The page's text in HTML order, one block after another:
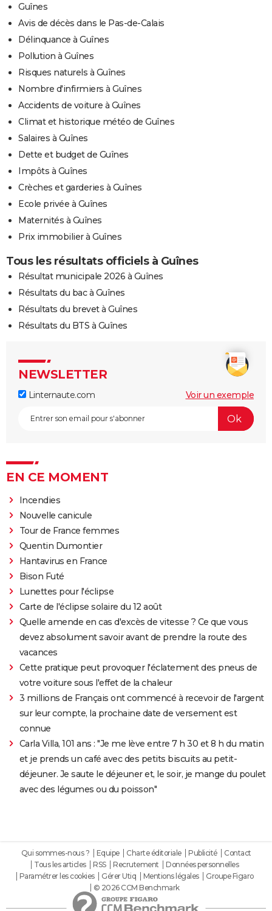
Guînes
Avis de décès dans le Pas-de-Calais
Délinquance à Guînes
Pollution à Guînes
Risques naturels à Guînes
Nombre d'infirmiers à Guînes
Accidents de voiture à Guînes
Climat et historique météo de Guînes
Salaires à Guînes
Dette et budget de Guînes
Impôts à Guînes
Crèches et garderies à Guînes
Ecole privée à Guînes
Maternités à Guînes
Prix immobilier à Guînes
Tous les résultats officiels à Guînes
Résultat municipale 2026 à Guînes
Résultats du bac à Guînes
Résultats du brevet à Guînes
Résultats du BTS à Guînes
NEWSLETTER
Linternaute.com Voir un exemple
EN CE MOMENT
Incendies
Nouvelle canicule
Tour de France femmes
Quentin Dumontier
Hantavirus en France
Bison Futé
Lunettes pour l'éclipse
Carte de l'éclipse solaire du 12 août
Quelle amende en cas d'excès de vitesse ? Ce que vous
devez absolument savoir avant de prendre la route des
vacances
Cette pratique peut provoquer l'éclatement des pneus de
votre voiture sous l'effet de la chaleur
3 millions de Français ont commencé à recevoir de l'argent
sur leur compte, la prochaine date de versement est
connue
Carla Villa, 101 ans : "Je me lève entre 7 h 30 et 8 h du matin
et je prends un café avec des petits biscuits au petit-
déjeuner. Je saute le déjeuner et, le soir, je mange du poulet
avec des légumes ou du poisson"
Qui sommes-nous ? Equipe Charte éditoriale Publicité
Contact
Tous les articles
RSS Recrutement
Données personnelles
Paramétrer les cookies
Gérer Utiq Mentions légales
Groupe Figaro
© 2026 CCM Benchmark